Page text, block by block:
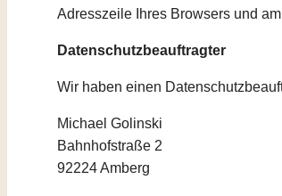
Adresszeile Ihres Browsers und
Datenschutzbeauftragter
Wir haben einen
Michael Golinski
Bahnhofstraße 2
92224 Amberg